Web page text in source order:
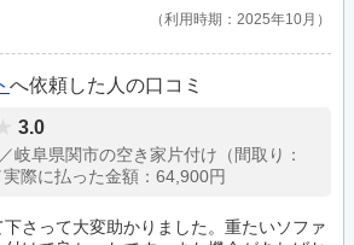
利用時期：2025年10月
へ依頼した人の口コミ
3.0
岐阜県関市の空き家片付け（間取り：
際に払った金額：64,900円
さって大変助かりました。重たいソファ